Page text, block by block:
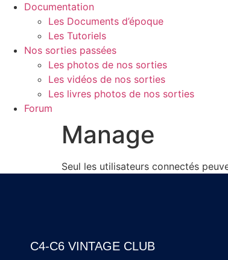
Documentation
Les Documents d’époque
Les Tutoriels
Nos sorties passées
Les photos de nos sorties
Les vidéos de nos sorties
Les livres photos de nos sorties
Forum
Manage
Seul les utilisateurs connectés
C4-C6 VINTAGE CLUB